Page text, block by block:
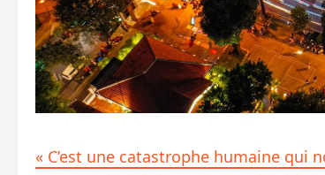
« C’est une catastrophe humaine qui